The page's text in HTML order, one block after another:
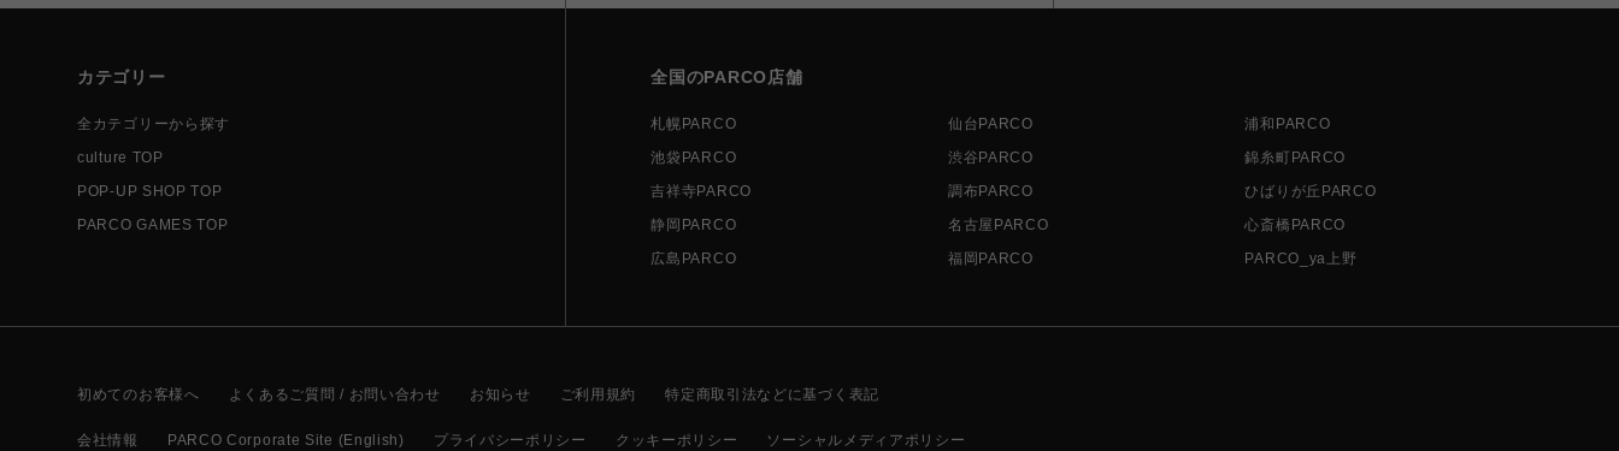
カテゴリー
全カテゴリーから探す
culture TOP
POP-UP SHOP TOP
PARCO GAMES TOP
全国のPARCO店舗
札幌PARCO 仙台PARCO
浦和PARCO
池袋PARCO
渋谷PARCO
錦糸町PARCO
吉祥寺PARCO
調布PARCO
ひばりが丘PARCO
静岡PARCO
名古屋PARCO
心斎橋PARCO
広島PARCO
福岡PARCO PARCO_ya上野
初めてのお客様へ よくあるご質問 / お問い合わせ お知らせ ご利用規約 特定商取引法などに基づく表記
会社情報 PARCO Corporate Site (English) プライバシーポリシー クッキーポリシー ソーシャルメディアポリシー